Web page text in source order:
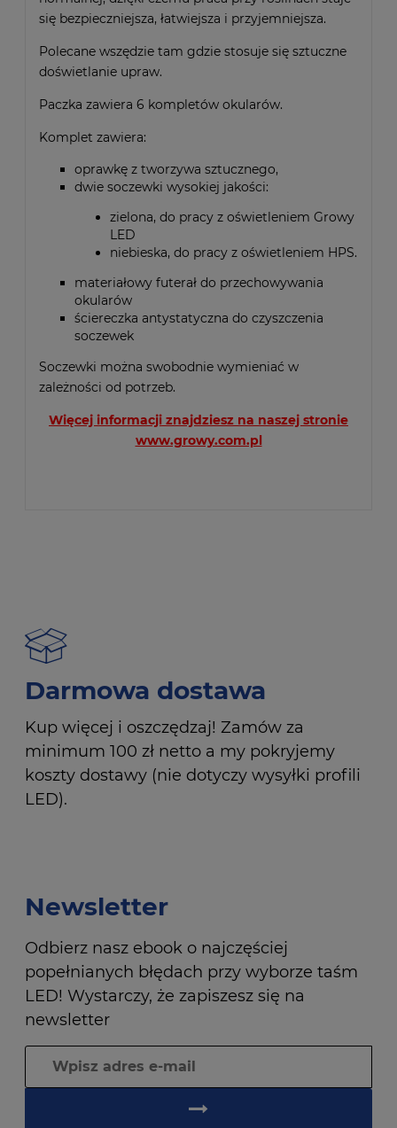
się bezpieczniejsza, łatwiejsza i przyjemniejsza.
Polecane wszędzie tam gdzie stosuje się sztuczne
doświetlanie upraw.
Paczka zawiera 6 kompletów okularów.
Komplet zawiera:
oprawkę z tworzywa sztucznego,
dwie soczewki wysokiej jakości:
zielona, do pracy z oświetleniem Growy
LED
niebieska, do pracy z oświetleniem HPS.
materiałowy futerał do przechowywania
okularów
ściereczka antystatyczna do czyszczenia
soczewek
Soczewki można swobodnie wymieniać w
zależności od potrzeb.
Więcej informacji znajdziesz na naszej stronie
www.growy.com.pl
Darmowa dostawa
Kup więcej i oszczędzaj! Zamów za
minimum 100 zł netto a my pokryjemy
koszty dostawy (nie dotyczy wysyłki profili
LED).
Newsletter
Odbierz nasz ebook o najczęściej
popełnianych błędach przy wyborze taśm
LED! Wystarczy, że zapiszesz się na
newsletter